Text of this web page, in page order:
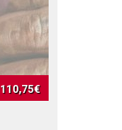
110,75€